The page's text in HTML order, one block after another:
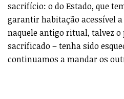
sacrifício: o do Estado, que
garantir habitação acessível a
naquele antigo ritual, talvez o
sacrificado – tenha sido
continuamos a mandar os